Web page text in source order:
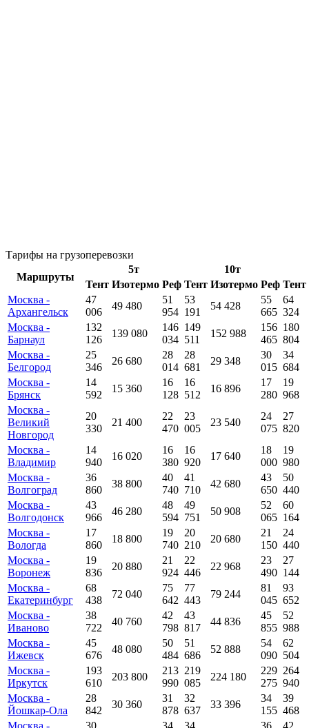
Тарифы на грузоперевозки
Маршруты
5т
10т
Тент Изотермо Реф Тент Изотермо Реф Тент
Москва -
Архангельск
47
006
49 480
51
954
53
191
54 428
55
665
64
324
Москва -
Барнаул
132
126
139 080
146
034
149
511
152 988
156
465
180
804
Москва -
Белгород
25
346
26 680
28
014
28
681
29 348
30
015
34
684
Москва -
Брянск
14
592
15 360
16
128
16
512
16 896
17
280
19
968
Москва -
Великий
Новгород
20
330
21 400
22
470
23
005
23 540
24
075
27
820
Москва -
Владимир
14
940
16 020
16
380
16
920
17 640
18
000
19
980
Москва -
Волгоград
36
860
38 800
40
740
41
710
42 680
43
650
50
440
Москва -
Волгодонск
43
966
46 280
48
594
49
751
50 908
52
065
60
164
Москва -
Вологда
17
860
18 800
19
740
20
210
20 680
21
150
24
440
Москва -
Воронеж
19
836
20 880
21
924
22
446
22 968
23
490
27
144
Москва -
Екатеринбург
68
438
72 040
75
642
77
443
79 244
81
045
93
652
Москва -
Иваново
38
722
40 760
42
798
43
817
44 836
45
855
52
988
Москва -
Ижевск
45
676
48 080
50
484
51
686
52 888
54
090
62
504
Москва -
Иркутск
193
610
203 800
213
990
219
085
224 180
229
275
264
940
Москва -
Йошкар-Ола
28
842
30 360
31
878
32
637
33 396
34
155
39
468
Москва -
30 34 34 36 42